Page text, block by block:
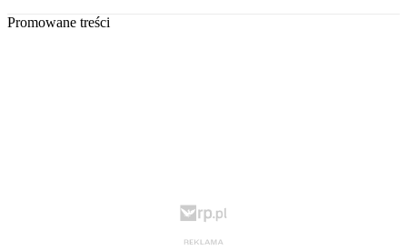
Promowane treści